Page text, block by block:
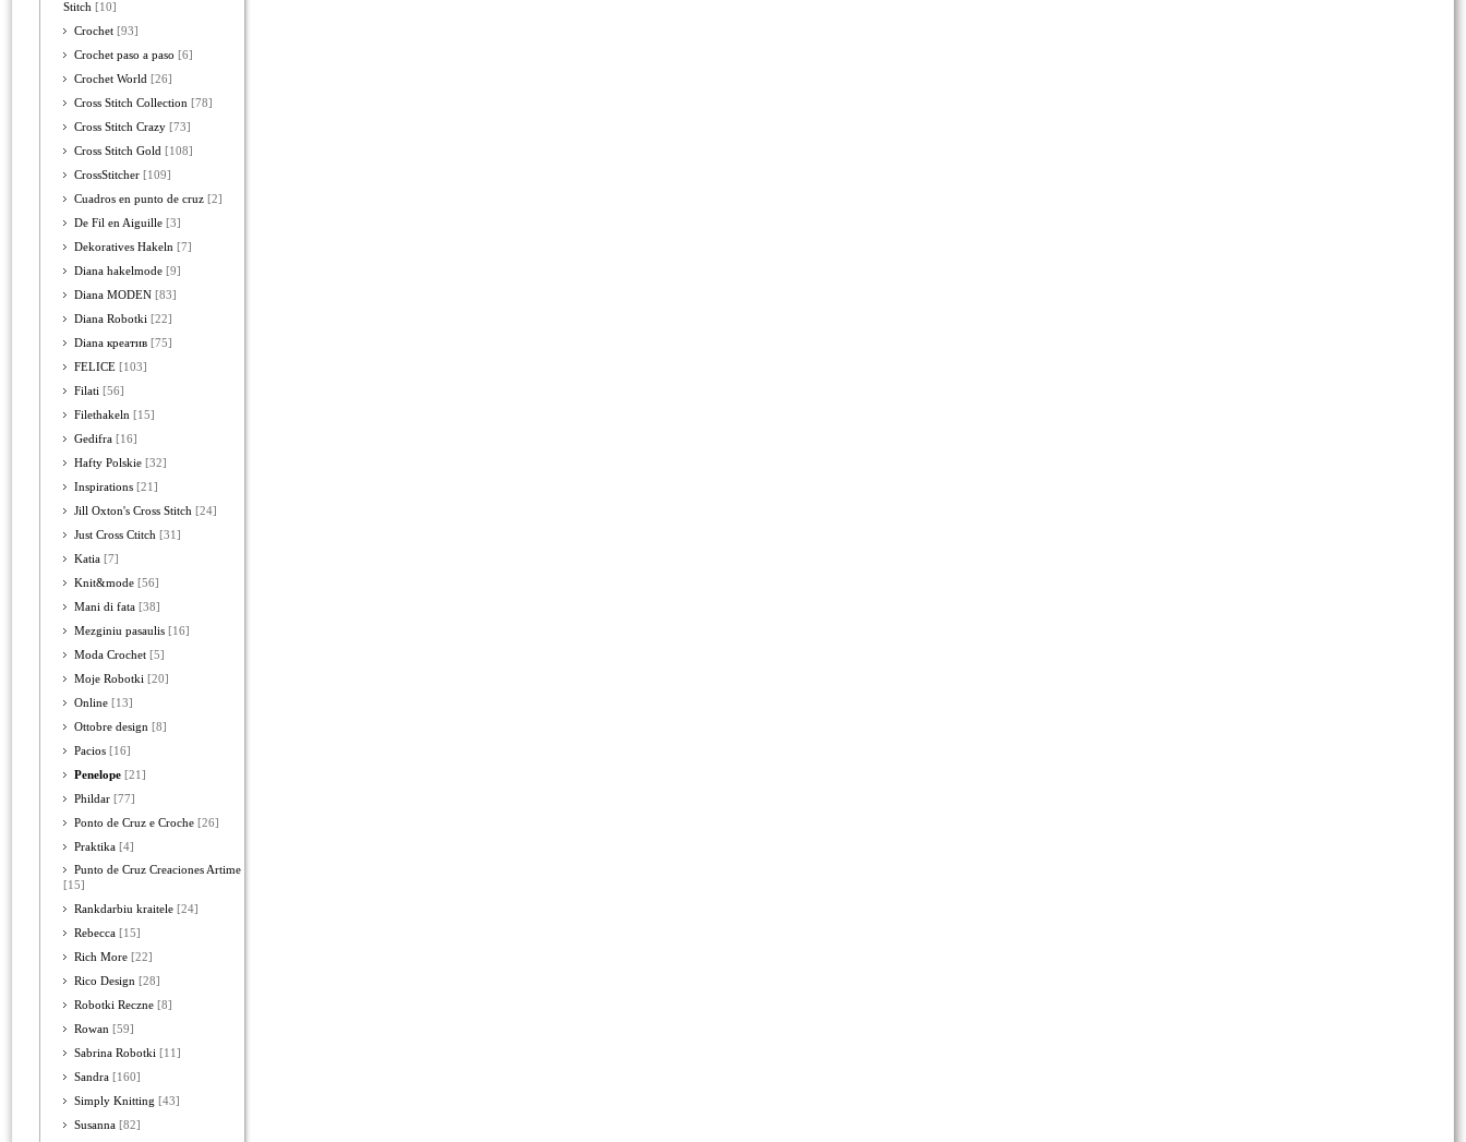
Stitch [10]
Crochet [93]
Crochet paso a paso [6]
Crochet World [26]
Cross Stitch Collection [78]
Cross Stitch Crazy [73]
Cross Stitch Gold [108]
CrossStitcher [109]
Cuadros en punto de cruz [2]
De Fil en Aiguille [3]
Dekoratives Hakeln [7]
Diana hakelmode [9]
Diana MODEN [83]
Diana Robotki [22]
Diana креатив [75]
FELICE [103]
Filati [56]
Filethakeln [15]
Gedifra [16]
Hafty Polskie [32]
Inspirations [21]
Jill Oxton's Cross Stitch [24]
Just Cross Ctitch [31]
Katia [7]
Knit&mode [56]
Mani di fata [38]
Mezginiu pasaulis [16]
Moda Crochet [5]
Moje Robotki [20]
Online [13]
Ottobre design [8]
Pacios [16]
Penelope [21]
Phildar [77]
Ponto de Cruz e Croche [26]
Praktika [4]
Punto de Cruz Creaciones Artime
[15]
Rankdarbiu kraitele [24]
Rebecca [15]
Rich More [22]
Rico Design [28]
Robotki Reczne [8]
Rowan [59]
Sabrina Robotki [11]
Sandra [160]
Simply Knitting [43]
Susanna [82]